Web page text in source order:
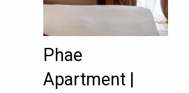
Phae
Apartment |